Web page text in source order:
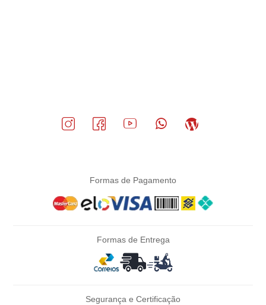
Formas de Pagamento
Formas de Entrega
Segurança e Certificação